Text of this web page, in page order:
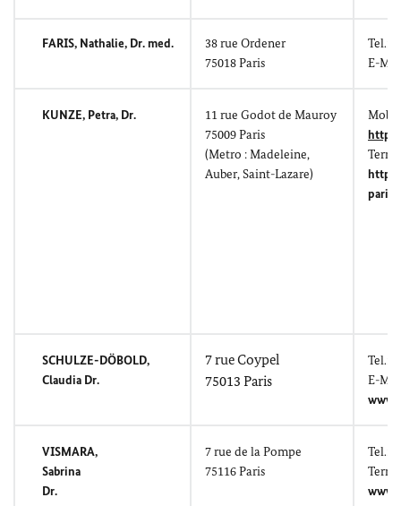
FARIS, Nathalie, Dr. med. 38rue Ordener
75018 Paris
Tel.:
E-
KUNZE, Petra, Dr. 11rue Godot de Mauroy
75009 Paris
(Metro : Madeleine,
Auber, Saint-Lazare)
paris
SCHULZE-DÖBOLD,
Claudia Dr.
7rue Coypel
75013 Paris
Tel.:
E-
VISMARA,
Sabrina
Dr.
7rue de la Pompe
75116 Paris
Tel.: